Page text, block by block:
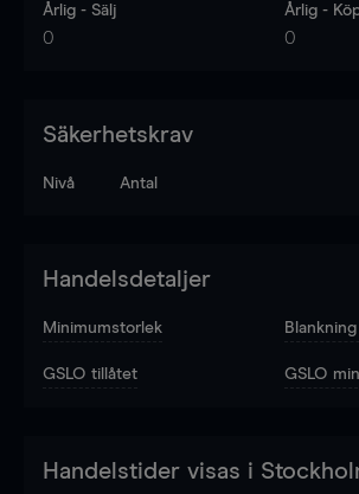
Årlig - Sälj
0
Årlig -
0
Säkerhetskrav
Nivå Antal
Handelsdetaljer
Minimumstorlek
GSLO tillåtet GSLO
Handelstider visas i